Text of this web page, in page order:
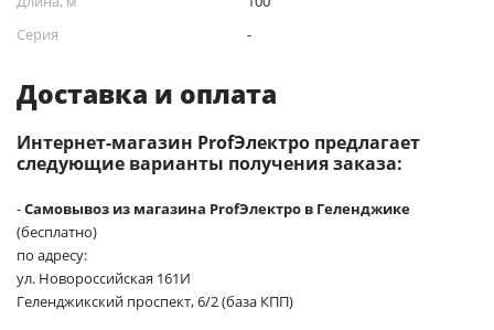
Серия
-
Доставка и оплата
Интернет-магазин ProfЭлектро предлагает
следующие варианты получения заказа:
-Самовывоз из магазина ProfЭлектро в Геленджике
(бесплатно)
по адресу:
ул. Новороссийская 161И
Геленджикский проспект, 6/2 (база КПП)